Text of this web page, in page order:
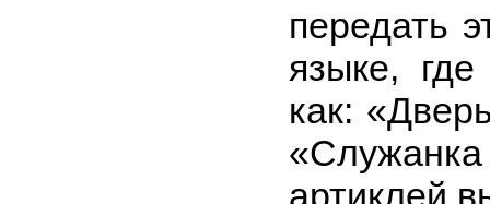
передать
языке,
как:
артиклей